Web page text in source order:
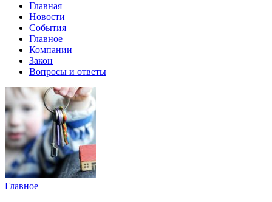
Главная
Новости
События
Главное
Компании
Закон
Вопросы и ответы
Главное